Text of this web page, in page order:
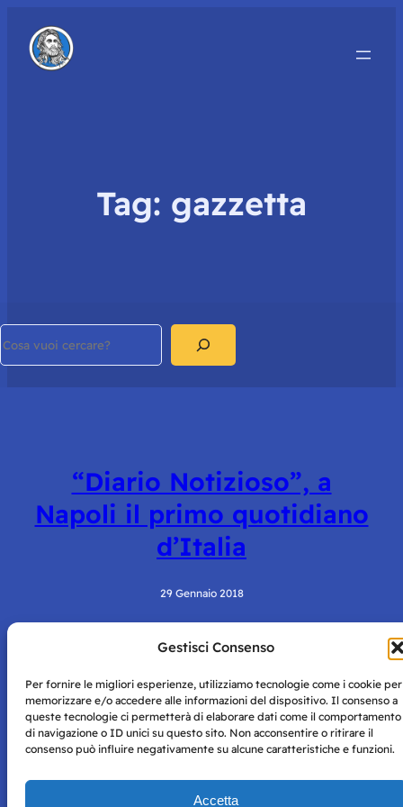
Gestisci Consenso
Per fornire le migliori esperienze, utilizziamo tecnologie come i cookie per
memorizzare e/o accedere alle informazioni del dispositivo. Il consenso a
queste tecnologie ci permetterà di elaborare dati come il comportamento
di navigazione o ID unici su questo sito. Non acconsentire o ritirare il
consenso può influire negativamente su alcune caratteristiche e funzioni.
Accetta
Tag: gazzetta
“Diario Notizioso”, a
Napoli il primo quotidiano
d’Italia
29 Gennaio 2018
Napoli con autorizzazione numero 38 del 25/9/2019.
Tutte le immagini e i contenuti su questo sito sono forniti